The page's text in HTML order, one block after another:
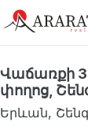
Վաճառքի
փողոց,
Երևան,